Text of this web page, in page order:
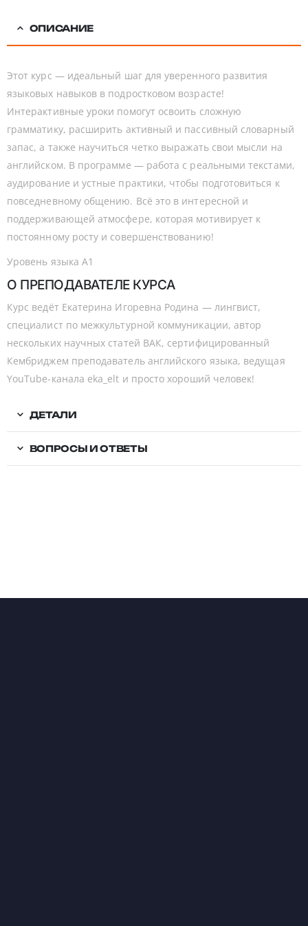
ОПИСАНИЕ
Этот курс — идеальный шаг для уверенного развития
языковых навыков в подростковом возрасте!
Интерактивные уроки помогут освоить сложную
грамматику, расширить активный и пассивный словарный
запас, а также научиться четко выражать свои мысли на
английском. В программе — работа с реальными текстами,
аудирование и устные практики, чтобы подготовиться к
повседневному общению. Всё это в интересной и
поддерживающей атмосфере, которая мотивирует к
постоянному росту и совершенствованию!
Уровень языка А1
О ПРЕПОДАВАТЕЛЕ КУРСА
Курс ведёт Екатерина Игоревна Родина — лингвист,
специалист по межкультурной коммуникации, автор
нескольких научных статей ВАК, сертифицированный
Кембриджем преподаватель английского языка, ведущая
YouTube-канала eka_elt и просто хороший человек!
ДЕТАЛИ
ВОПРОСЫ И ОТВЕТЫ